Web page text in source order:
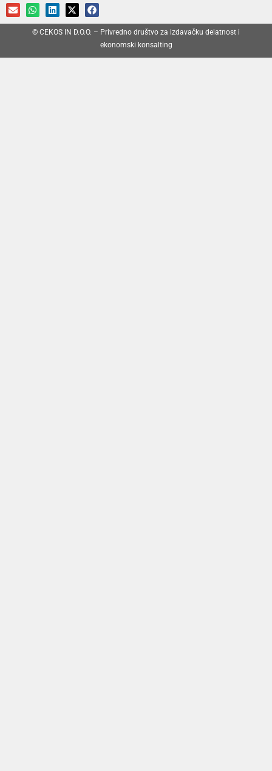
© CEKOS IN D.O.O. – Privredno društvo za izdavačku delatnost i
ekonomski konsalting